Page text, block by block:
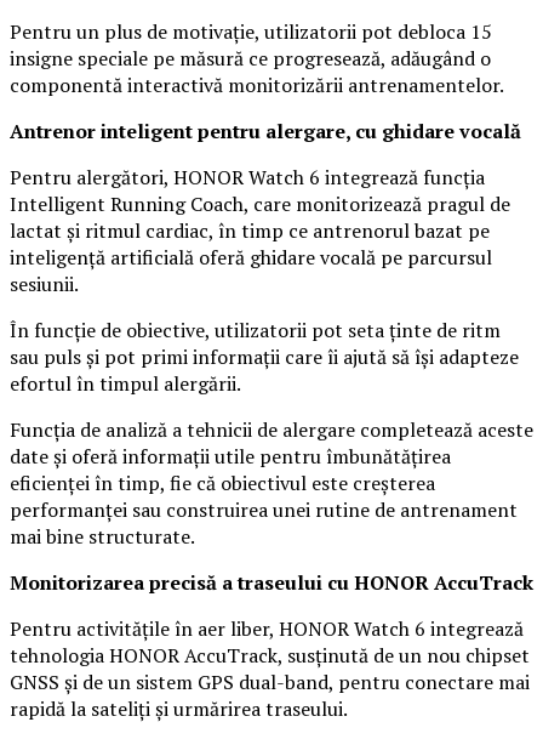
Pentru un plus de motivație, utilizatorii pot debloca 15
insigne speciale pe măsură ce progresează, adăugând o
componentă interactivă monitorizării antrenamentelor.
Antrenor inteligent pentru alergare, cu ghidare vocală
Pentru alergători, HONOR Watch 6 integrează funcția
Intelligent Running Coach, care monitorizează pragul de
lactat și ritmul cardiac, în timp ce antrenorul bazat pe
inteligență artificială oferă ghidare vocală pe parcursul
sesiunii.
În funcție de obiective, utilizatorii pot seta ținte de ritm
sau puls și pot primi informații care îi ajută să își adapteze
efortul în timpul alergării.
Funcția de analiză a tehnicii de alergare completează aceste
date și oferă informații utile pentru îmbunătățirea
eficienței în timp, fie că obiectivul este creșterea
performanței sau construirea unei rutine de antrenament
mai bine structurate.
Monitorizarea precisă a traseului cu HONOR AccuTrack
Pentru activitățile în aer liber, HONOR Watch 6 integrează
tehnologia HONOR AccuTrack, susținută de un nou chipset
GNSS și de un sistem GPS dual-band, pentru conectare mai
rapidă la sateliți și urmărirea traseului.